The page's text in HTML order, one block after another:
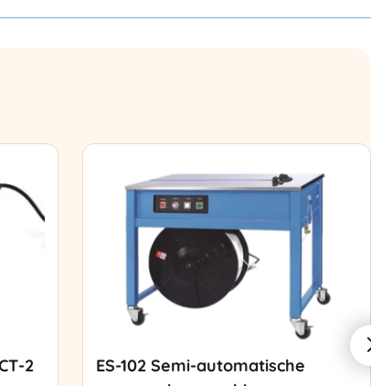
2
ES-102 Semi-automatische